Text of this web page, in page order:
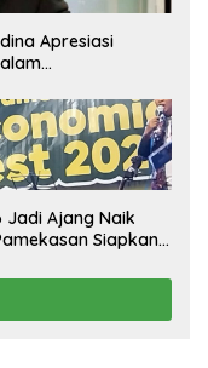
Apresiasi
Jadi Ajang Naik
Siapkan